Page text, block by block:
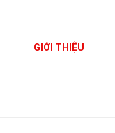
GIỚI THIỆU